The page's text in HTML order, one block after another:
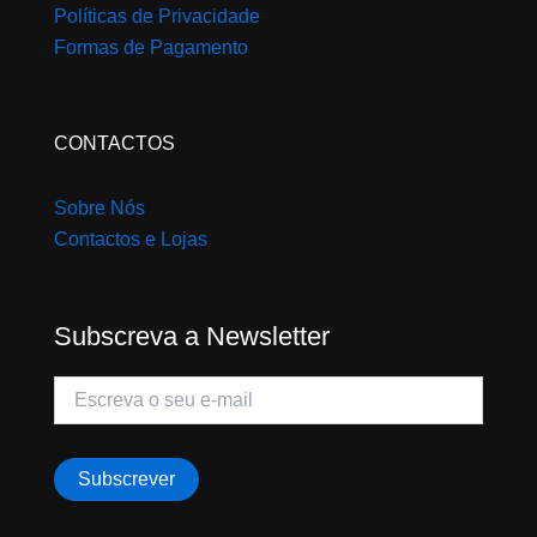
Políticas de Privacidade
Formas de Pagamento
CONTACTOS
Sobre Nós
Contactos e Lojas
Subscreva a Newsletter